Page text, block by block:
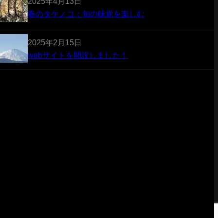
春のタケノコ：旬の味覚を楽しむ
2025年2月15日
webサイトを開設しました！